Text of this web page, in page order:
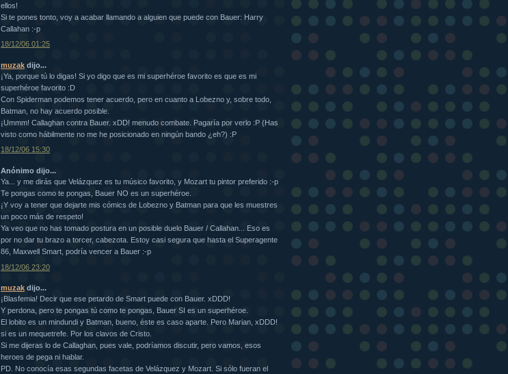
ellos!
Si te pones tonto, voy a acabar llamando a alguien que puede con Bauer: Harry
Callahan :-p
18/12/06 01:25
muzak dijo...
¡Ya, porque tú lo digas! Si yo digo que es mi superhéroe favorito es que es mi
superhéroe favorito :D
Con Spiderman podemos tener acuerdo, pero en cuanto a Lobezno y, sobre todo,
Batman, no hay acuerdo posible.
¡Ummm! Callaghan contra Bauer. xDD! menudo combate. Pagaría por verlo :P (Has
visto como hábilmente no me he posicionado en ningún bando ¿eh?) :P
18/12/06 15:30
Anónimo dijo...
Ya... y me dirás que Velázquez es tu músico favorito, y Mozart tu pintor preferido :-p
Te pongas como te pongas, Bauer NO es un superhéroe.
¡Y voy a tener que dejarte mis cómics de Lobezno y Batman para que les muestres
un poco más de respeto!
Ya veo que no has tomado postura en un posible duelo Bauer / Callahan... Eso es
por no dar tu brazo a torcer, cabezota. Estoy casi segura que hasta el Superagente
86, Maxwell Smart, podría vencer a Bauer :-p
18/12/06 23:20
muzak dijo...
¡Blasfemia! Decir que ese petardo de Smart puede con Bauer. xDDD!
Y perdona, pero te pongas tú como te pongas, Bauer SI es un superhéroe.
El lobito es un mindundi y Batman, bueno, éste es caso aparte. Pero Marian, xDDD!
si es un mequetrefe. Por los clavos de Cristo.
Si me dijeras lo de Callaghan, pues vale, podríamos discutir, pero vamos, esos
heroes de pega ni hablar.
PD. No conocía esas segundas facetas de Velázquez y Mozart. Si sólo fueran el